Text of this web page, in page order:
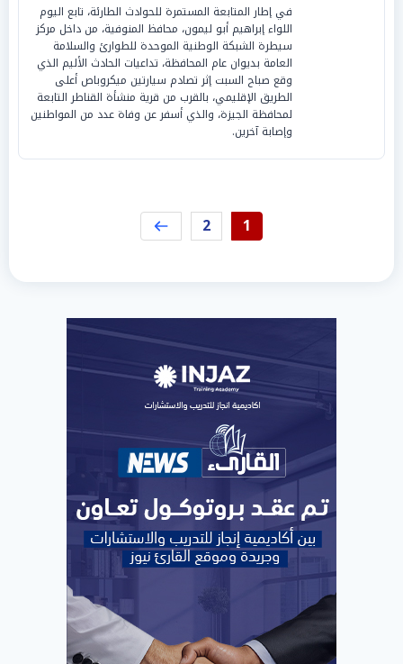
في إطار المتابعة المستمرة للحوادث الطارئة، تابع اليوم
اللواء إبراهيم أبو ليمون، محافظ المنوفية، من داخل مركز
سيطرة الشبكة الوطنية الموحدة للطوارئ والسلامة
العامة بديوان عام المحافظة، تداعيات الحادث الأليم الذي
وقع صباح السبت إثر تصادم سيارتين ميكروباص أعلى
الطريق الإقليمي، بالقرب من قرية منشأة القناطر التابعة
لمحافظة الجيزة، والذي أسفر عن وفاة عدد من المواطنين
وإصابة آخرين.
1
2